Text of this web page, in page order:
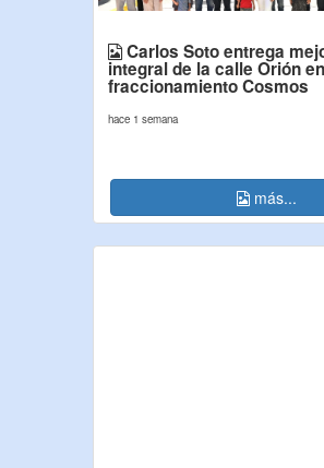
Carlos Soto entrega
integral de la calle Orión
fraccionamiento Cosmos
hace 1 semana
más...